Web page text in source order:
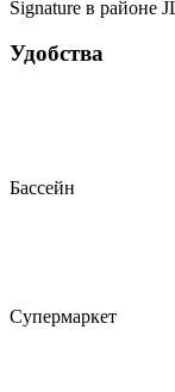
Signature в районе
Удобства
Бассейн
Супермаркет